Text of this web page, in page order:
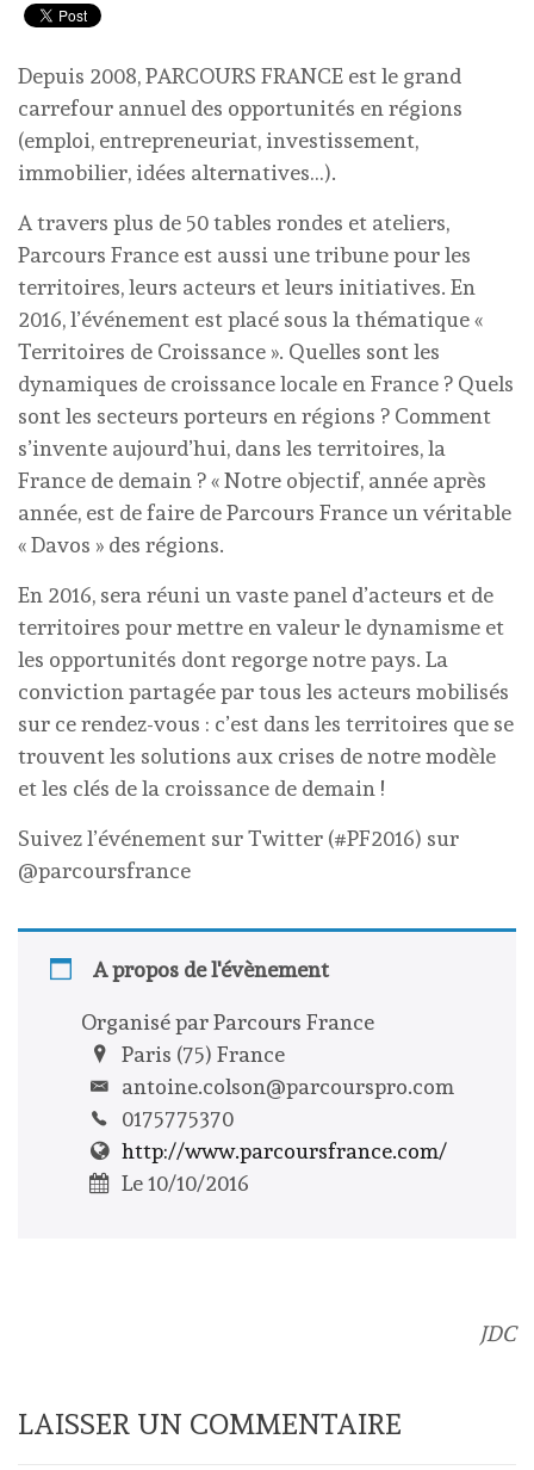
Depuis 2008, PARCOURS FRANCE est le grand
carrefour annuel des opportunités en régions
(emploi, entrepreneuriat, investissement,
immobilier, idées alternatives…).
A travers plus de 50 tables rondes et ateliers,
Parcours France est aussi une tribune pour les
territoires, leurs acteurs et leurs initiatives. En
2016, l’événement est placé sous la thématique «
Territoires de Croissance ». Quelles sont les
dynamiques de croissance locale en France ? Quels
sont les secteurs porteurs en régions ? Comment
s’invente aujourd’hui, dans les territoires, la
France de demain ? « Notre objectif, année après
année, est de faire de Parcours France un véritable
« Davos » des régions.
En 2016, sera réuni un vaste panel d’acteurs et de
territoires pour mettre en valeur le dynamisme et
les opportunités dont regorge notre pays. La
conviction partagée par tous les acteurs mobilisés
sur ce rendez-vous : c’est dans les territoires que se
trouvent les solutions aux crises de notre modèle
et les clés de la croissance de demain !
Suivez l’événement sur Twitter (#PF2016) sur
@parcoursfrance
A propos de l'évènement
Organisé par Parcours France
Paris (75) France
antoine.colson@parcourspro.com
0175775370
http://www.parcoursfrance.com/
Le 10/10/2016
JDC
LAISSER UN COMMENTAIRE